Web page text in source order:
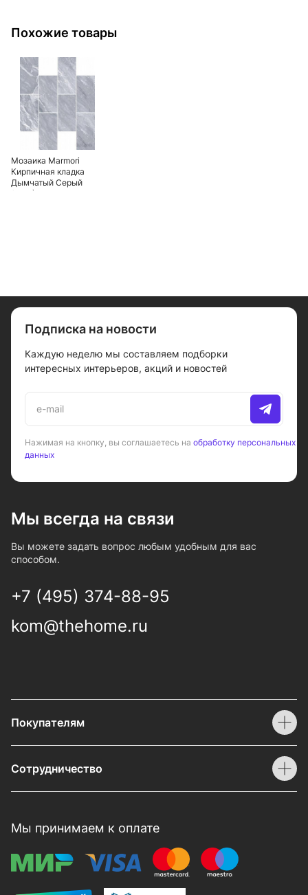
Похожие товары
Мозаика Marmori
Кирпичная кладка
Дымчатый Серый
(7*14) 35,5х29
Подписка на новости
Каждую неделю мы составляем подборки
интересных интерьеров, акций и новостей
Нажимая на кнопку, вы соглашаетесь на обработку персональных
данных
Мы всегда на связи
Вы можете задать вопрос любым удобным для вас
способом.
+7 (495) 374-88-95
kom@thehome.ru
Покупателям
Сотрудничество
Мы принимаем к оплате